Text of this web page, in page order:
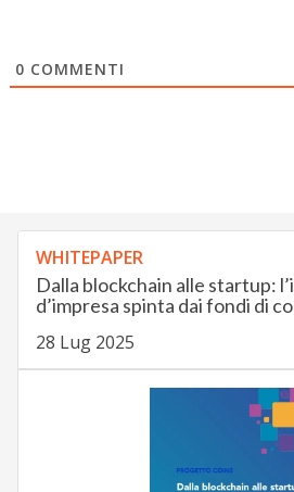
0 COMMENTI
WHITEPAPER
Dalla blockchain alle startup:
d’impresa spinta dai fondi di
28 Lug 2025